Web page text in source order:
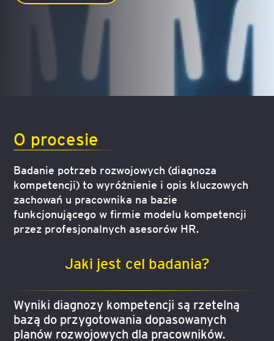
O procesie
Badanie potrzeb rozwojowych (diagnoza
kompetencji) to wyróżnienie i opis kluczowych
zachowań u pracownika na bazie
funkcjonującego w firmie modelu kompetencji
przez profesjonalnych asesorów HR.
Jaki jest cel badania?
Wyniki diagnozy kompetencji są rzetelną
bazą do przygotowania dopasowanych
planów rozwojowych dla pracowników.